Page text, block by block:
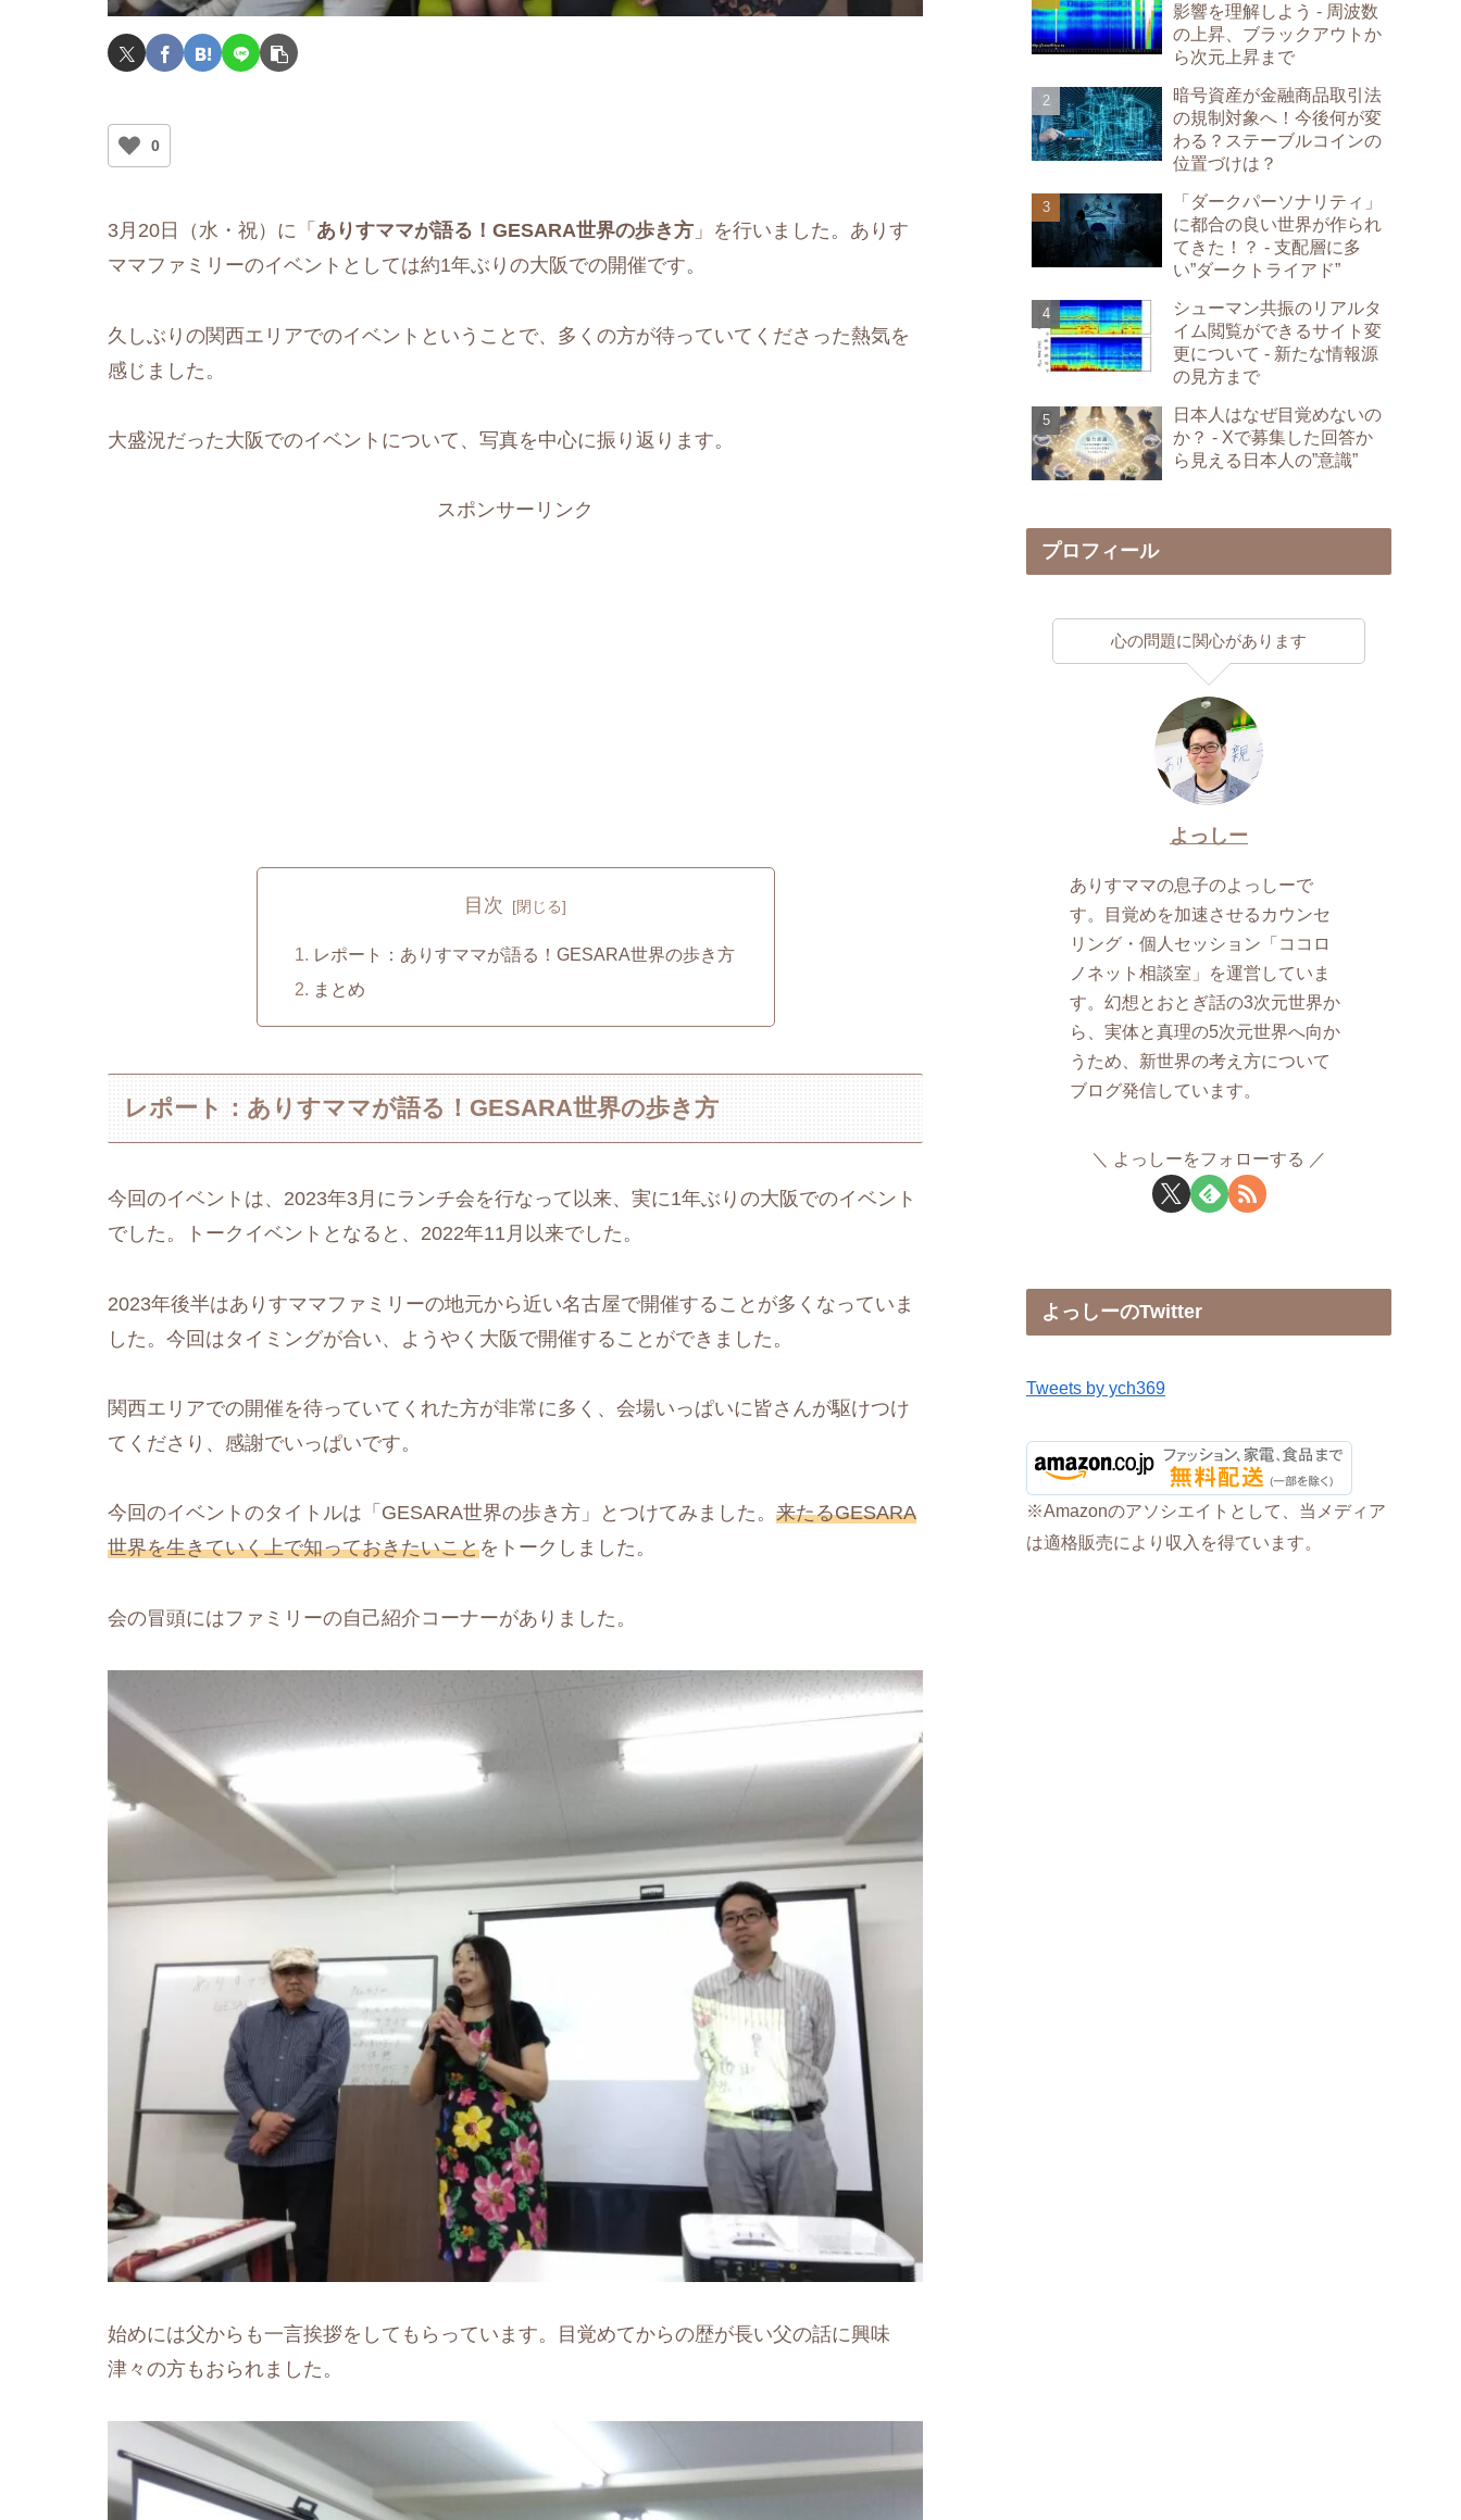
0
3月20日（水・祝）に「 ありすママが語る！GESARA世界の歩き方 」を行いました。ありす
ママファミリーのイベントとしては約1年ぶりの大阪での開催です。
久しぶりの関西エリアでのイベントということで、多くの方が待っていてくださった熱気を
感じました。
大盛況だった大阪でのイベントについて、写真を中心に振り返ります。
スポンサーリンク
目次
レポート：ありすママが語る！GESARA世界の歩き方
まとめ
レポート：ありすママが語る！GESARA世界の歩き方
今回のイベントは、2023年3月にランチ会を行なって以来、実に1年ぶりの大阪でのイベント
でした。トークイベントとなると、2022年11月以来でした。
2023年後半はありすママファミリーの地元から近い名古屋で開催することが多くなっていま
した。今回はタイミングが合い、ようやく大阪で開催することができました。
関西エリアでの開催を待っていてくれた方が非常に多く、会場いっぱいに皆さんが駆けつけ
てくださり、感謝でいっぱいです。
今回のイベントのタイトルは「GESARA世界の歩き方」とつけてみました。 来たるGESARA
世界を生きていく上で知っておきたいことをトークしました。
会の冒頭にはファミリーの自己紹介コーナーがありました。
始めには父からも一言挨拶をしてもらっています。目覚めてからの歴が長い父の話に興味
津々の方もおられました。
影響を理解しよう - 周波数
の上昇、ブラックアウトか
ら次元上昇まで
暗号資産が金融商品取引法
の規制対象へ！今後何が変
わる？ステーブルコインの
位置づけは？
「ダークパーソナリティ」
に都合の良い世界が作られ
てきた！？ - 支配層に多
い”ダークトライアド”
シューマン共振のリアルタ
イム閲覧ができるサイト変
更について - 新たな情報源
の見方まで
日本人はなぜ目覚めないの
か？ - Xで募集した回答か
ら見える日本人の”意識”
プロフィール
心の問題に関心があります
よっしー
ありすママの息子のよっしーで
す。目覚めを加速させるカウンセ
リング・個人セッション「ココロ
ノネット相談室」を運営していま
す。幻想とおとぎ話の3次元世界か
ら、実体と真理の5次元世界へ向か
うため、新世界の考え方について
ブログ発信しています。
よっしーをフォローする
よっしーのTwitter
Tweets by ych369
※Amazonのアソシエイトとして、当メディア
は適格販売により収入を得ています。